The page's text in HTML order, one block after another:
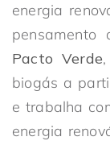
energia
pensamento
Pacto Verde
biogás a
e trabalha
energia